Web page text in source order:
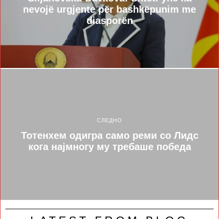
nevojë urgjente për bashkëpunim me
diasporën
СЛЕДНО
Тотенхем одигра само реми со Лидс
кога најмногу му требаше победа